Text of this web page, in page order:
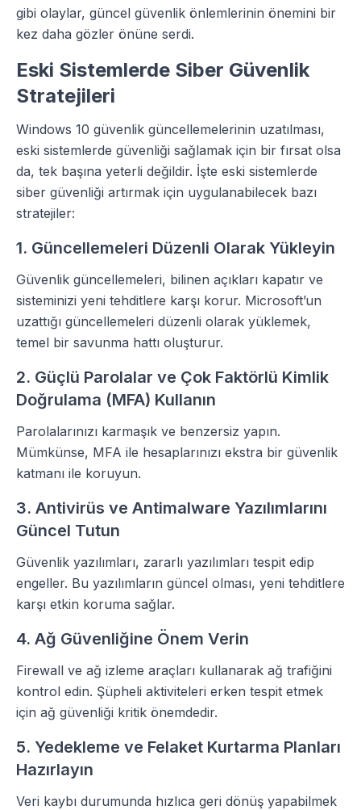
gibi olaylar, güncel güvenlik önlemlerinin önemini bir
kez daha gözler önüne serdi.
Eski Sistemlerde Siber Güvenlik
Stratejileri
Windows 10 güvenlik güncellemelerinin uzatılması,
eski sistemlerde güvenliği sağlamak için bir fırsat olsa
da, tek başına yeterli değildir. İşte eski sistemlerde
siber güvenliği artırmak için uygulanabilecek bazı
stratejiler:
1. Güncellemeleri Düzenli Olarak Yükleyin
Güvenlik güncellemeleri, bilinen açıkları kapatır ve
sisteminizi yeni tehditlere karşı korur. Microsoft’un
uzattığı güncellemeleri düzenli olarak yüklemek,
temel bir savunma hattı oluşturur.
2. Güçlü Parolalar ve Çok Faktörlü Kimlik
Doğrulama (MFA) Kullanın
Parolalarınızı karmaşık ve benzersiz yapın.
Mümkünse, MFA ile hesaplarınızı ekstra bir güvenlik
katmanı ile koruyun.
3. Antivirüs ve Antimalware Yazılımlarını
Güncel Tutun
Güvenlik yazılımları, zararlı yazılımları tespit edip
engeller. Bu yazılımların güncel olması, yeni tehditlere
karşı etkin koruma sağlar.
4. Ağ Güvenliğine Önem Verin
Firewall ve ağ izleme araçları kullanarak ağ trafiğini
kontrol edin. Şüpheli aktiviteleri erken tespit etmek
için ağ güvenliği kritik önemdedir.
5. Yedekleme ve Felaket Kurtarma Planları
Hazırlayın
Veri kaybı durumunda hızlıca geri dönüş yapabilmek